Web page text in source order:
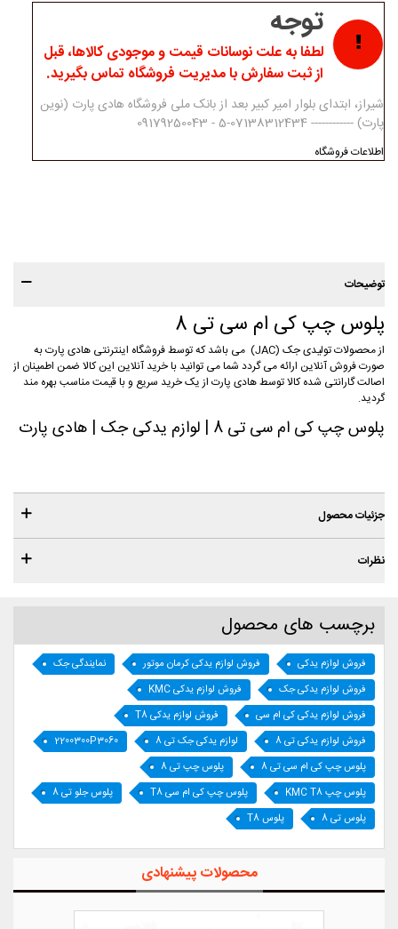
توجه
لطفا به علت نوسانات قیمت و موجودی کالاها، قبل
از ثبت سفارش با مدیریت فروشگاه تماس بگیرید.
شیراز، ابتدای بلوار امیر کبیر بعد از بانک ملی فروشگاه هادی پارت (نوین
پارت) ------------ 07138312434-5 - 09179250043
اطلاعات فروشگاه
توضیحات
پلوس چپ کی ام سی تی 8
از محصولات تولیدی جک (JAC) می باشد که توسط فروشگاه اینترنتی هادی پارت به
صورت فروش آنلاین ارائه می گردد شما می توانید با خرید آنلاین این کالا ضمن اطمینان از
اصالت گارانتی شده کالا توسط هادی پارت از یک خرید سریع و با قیمت مناسب بهره مند
گردید.
پلوس چپ کی ام سی تی 8 | لوازم یدکی جک | هادی پارت
جزئیات محصول
نظرات
برچسب های محصول
فروش لوازم یدکی فروش لوازم یدکی کرمان موتور
نمایندگی جک
فروش لوازم یدکی جک
فروش لوازم یدکی KMC
فروش لوازم یدکی کی ام سی
فروش لوازم یدکی T8
فروش لوازم یدکی تی 8
لوازم یدکی جک تی 8
2200300P3060
پلوس چپ کی ام سی تی 8
پلوس چپ تی 8
پلوس چپ KMC T8
پلوس چپ کی ام سی T8
پلوس جلو تی 8
پلوس تی 8
پلوس T8
محصولات پیشنهادی